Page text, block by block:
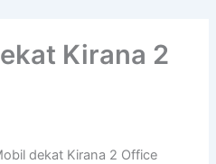
Kirana 2
dekat Kirana 2 Office